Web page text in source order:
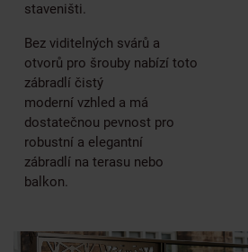
staveništi.
Bez viditelných svárů a
otvorů pro šrouby nabízí toto
zábradlí čistý
moderní vzhled a má
dostatečnou pevnost pro
robustní a elegantní
zábradlí na terasu nebo
balkon.